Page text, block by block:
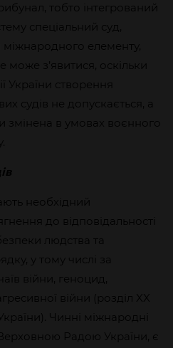
тобто інтегрований
спеціальний суд,
міжнародного елементу,
може з’явитися, оскільки
України створення
судів не допускається, а
змінена в умовах воєнного
необхідний
до відповідальності
людства та
у тому числі за
війни, геноцид,
війни (розділ XX
Чинні міжнародні
Радою України, є